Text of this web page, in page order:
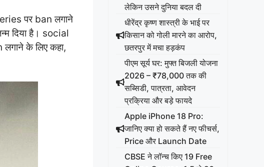
पर ban लगाने
दिया है। social
लगाने के लिए कहा,
लेकिन उसने दुनिया बदल दी
धीरेंद्र कृष्ण शास्त्री के भाई पर
किसान को गोली मारने का आरोप,
छतरपुर में मचा हड़कंप
पीएम सूर्य घर: मुफ्त बिजली योजना
2026 – ₹78,000 तक की
सब्सिडी, पात्रता, आवेदन
प्रक्रिया और बड़े फायदे
Apple iPhone 18 Pro:
जानिए क्या हो सकते हैं नए फीचर्स,
Price और Launch Date
CBSE ने लॉन्च किए 19 Free